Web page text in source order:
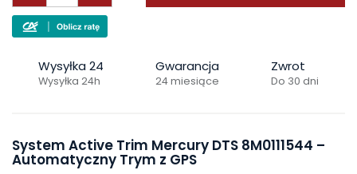
Wysyłka 24
Wysyłka 24h
Gwarancja
24 miesiące
Zwrot
Do 30 dni
System Active Trim Mercury DTS 8M0111544 –
Automatyczny Trym z GPS